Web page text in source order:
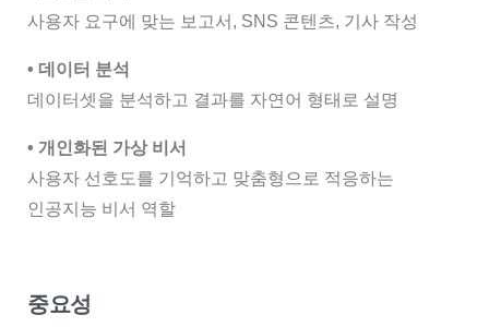
사용자 요구에 맞는 보고서, SNS 콘텐츠, 기사 작성
• 데이터 분석
데이터셋을 분석하고 결과를 자연어 형태로 설명
• 개인화된 가상 비서
사용자 선호도를 기억하고 맞춤형으로 적응하는
인공지능 비서 역할
중요성